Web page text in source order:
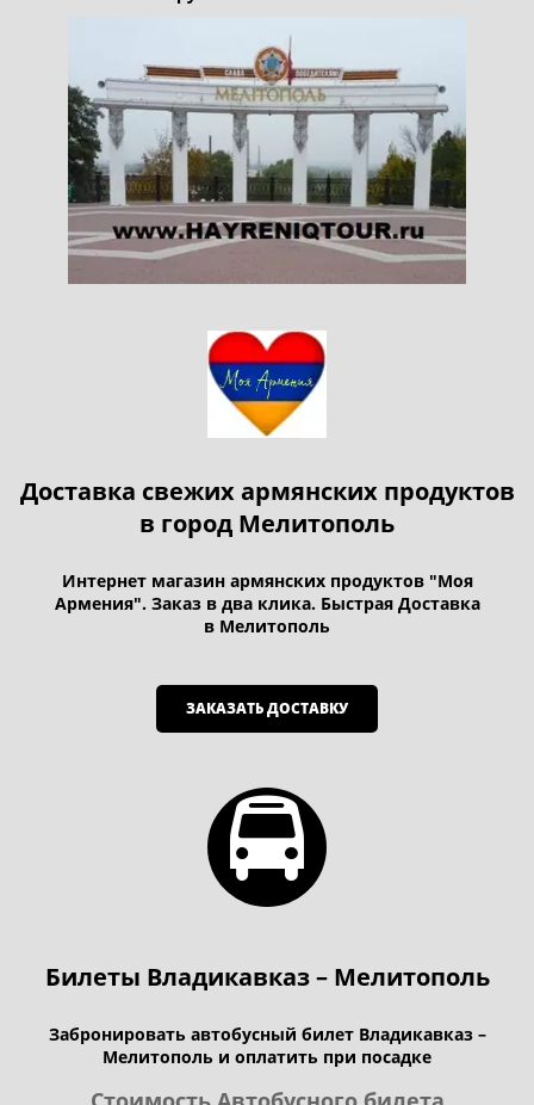
Доставка свежих армянских продуктов
в город Мелитополь
Интернет магазин армянских продуктов "Моя
Армения". Заказ в два клика. Быстрая Доставка
в Мелитополь
ЗАКАЗАТЬ ДОСТАВКУ
Билеты Владикавказ – Мелитополь
Забронировать автобусный билет Владикавказ –
Мелитополь и оплатить при посадке